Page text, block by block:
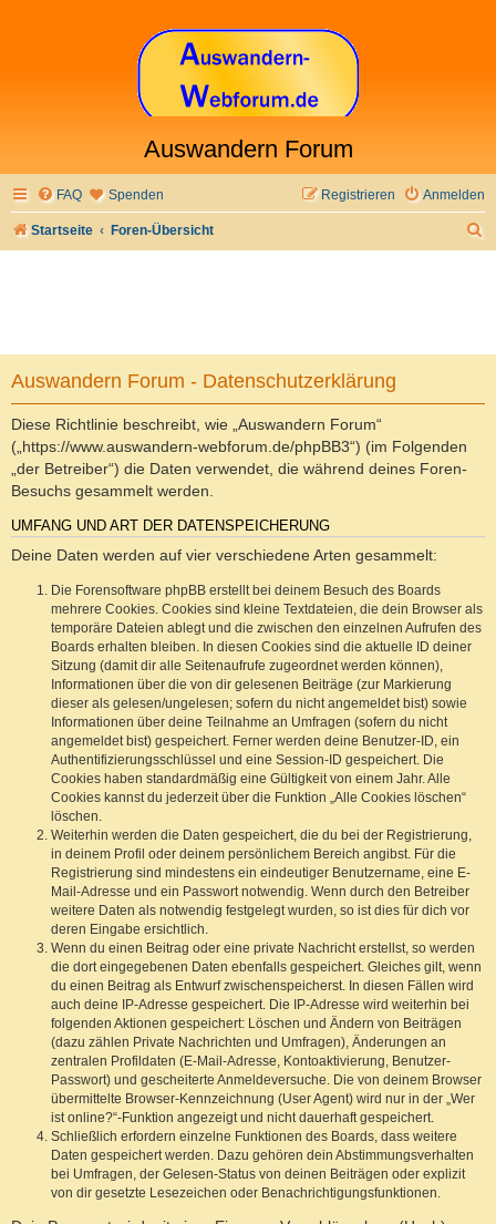
Auswandern Forum
FAQ Spenden Anmelden
Registrieren
Startseite Foren-Übersicht
Auswandern Forum - Datenschutzerklärung
Diese Richtlinie beschreibt, wie „Auswandern Forum“
(„https://www.auswandern-webforum.de/phpBB3“) (im Folgenden
„der Betreiber“) die Daten verwendet, die während deines Foren-
Besuchs gesammelt werden.
UMFANG UND ART DER DATENSPEICHERUNG
Deine Daten werden auf vier verschiedene Arten gesammelt:
Die Forensoftware phpBB erstellt bei deinem Besuch des Boards
mehrere Cookies. Cookies sind kleine Textdateien, die dein Browser als
temporäre Dateien ablegt und die zwischen den einzelnen Aufrufen des
Boards erhalten bleiben. In diesen Cookies sind die aktuelle ID deiner
Sitzung (damit dir alle Seitenaufrufe zugeordnet werden können),
Informationen über die von dir gelesenen Beiträge (zur Markierung
dieser als gelesen/ungelesen; sofern du nicht angemeldet bist) sowie
Informationen über deine Teilnahme an Umfragen (sofern du nicht
angemeldet bist) gespeichert. Ferner werden deine Benutzer-ID, ein
Authentifizierungsschlüssel und eine Session-ID gespeichert. Die
Cookies haben standardmäßig eine Gültigkeit von einem Jahr. Alle
Cookies kannst du jederzeit über die Funktion „Alle Cookies löschen“
löschen.
Weiterhin werden die Daten gespeichert, die du bei der Registrierung,
in deinem Profil oder deinem persönlichem Bereich angibst. Für die
Registrierung sind mindestens ein eindeutiger Benutzername, eine E-
Mail-Adresse und ein Passwort notwendig. Wenn durch den Betreiber
weitere Daten als notwendig festgelegt wurden, so ist dies für dich vor
deren Eingabe ersichtlich.
Wenn du einen Beitrag oder eine private Nachricht erstellst, so werden
die dort eingegebenen Daten ebenfalls gespeichert. Gleiches gilt, wenn
du einen Beitrag als Entwurf zwischenspeicherst. In diesen Fällen wird
auch deine IP-Adresse gespeichert. Die IP-Adresse wird weiterhin bei
folgenden Aktionen gespeichert: Löschen und Ändern von Beiträgen
(dazu zählen Private Nachrichten und Umfragen), Änderungen an
zentralen Profildaten (E-Mail-Adresse, Kontoaktivierung, Benutzer-
Passwort) und gescheiterte Anmeldeversuche. Die von deinem Browser
übermittelte Browser-Kennzeichnung (User Agent) wird nur in der „Wer
ist online?“-Funktion angezeigt und nicht dauerhaft gespeichert.
Schließlich erfordern einzelne Funktionen des Boards, dass weitere
Daten gespeichert werden. Dazu gehören dein Abstimmungsverhalten
bei Umfragen, der Gelesen-Status von deinen Beiträgen oder explizit
von dir gesetzte Lesezeichen oder Benachrichtigungsfunktionen.